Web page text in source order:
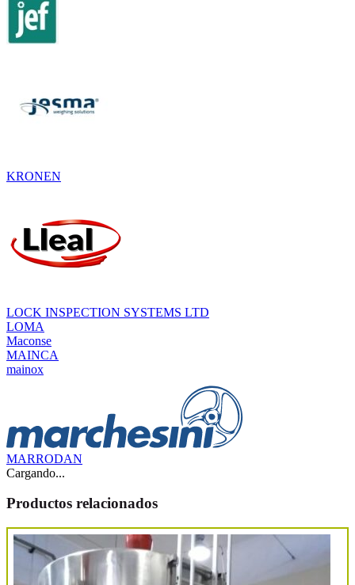
KRONEN
LOCK INSPECTION SYSTEMS LTD
LOMA
Maconse
MAINCA
mainox
MARRODAN
Cargando...
Productos relacionados